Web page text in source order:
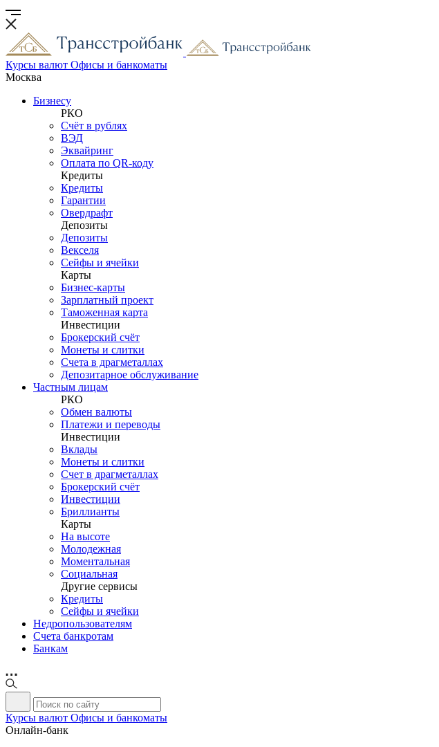
Курсы валют Офисы и банкоматы
Москва
Бизнесу
РКО
Счёт в рублях
ВЭД
Эквайринг
Оплата по QR-коду
Кредиты
Кредиты
Гарантии
Овердрафт
Депозиты
Депозиты
Векселя
Сейфы и ячейки
Карты
Бизнес-карты
Зарплатный проект
Таможенная карта
Инвестиции
Брокерский счёт
Монеты и слитки
Счета в драгметаллах
Депозитарное обслуживание
Частным лицам
РКО
Обмен валюты
Платежи и переводы
Инвестиции
Вклады
Монеты и слитки
Счет в драгметаллах
Брокерский счёт
Инвестиции
Бриллианты
Карты
На высоте
Молодежная
Моментальная
Социальная
Другие сервисы
Кредиты
Сейфы и ячейки
Недропользователям
Счета банкротам
Банкам
Курсы валют Офисы и банкоматы
Онлайн-банк